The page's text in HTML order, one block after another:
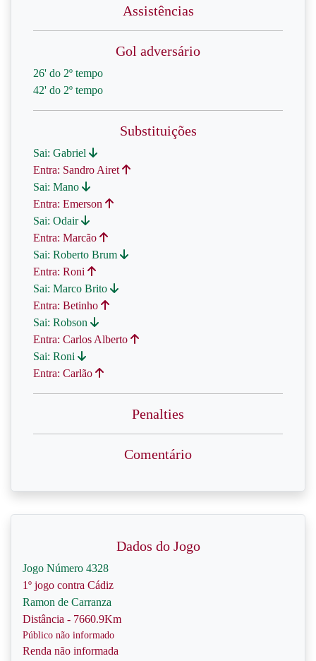
Assistências
Gol adversário
26' do 2º tempo
42' do 2º tempo
Substituições
Sai: Gabriel
Entra: Sandro Airet
Sai: Mano
Entra: Emerson
Sai: Odair
Entra: Marcão
Sai: Roberto Brum
Entra: Roni
Sai: Marco Brito
Entra: Betinho
Sai: Robson
Entra: Carlos Alberto
Sai: Roni
Entra: Carlão
Penalties
Comentário
Dados do Jogo
Jogo Número 4328
1º jogo contra Cádiz
Ramon de Carranza
Distância - 7660.9Km
Público não informado
Renda não informada